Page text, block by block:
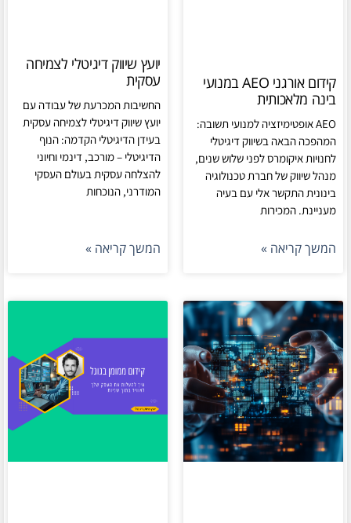
קידום אורגני AEO במנועי
בינה מלאכותית
AEO אופטימיזציה למנועי תשובה:
המהפכה הבאה בשיווק דיגיטלי
לחנויות איקומרס לפני שלוש שנים,
מנהל שיווק של חברת טכנולוגיה
בינונית התקשר אלי עם בעיה
מעניינת. המכירות
המשך קריאה »
יועץ שיווק דיגיטלי לצמיחה
עסקית
החשיבות המכרעת של עבודה עם
יועץ שיווק דיגיטלי לצמיחה עסקית
בעידן הדיגיטלי הקדמה: הנוף
הדיגיטלי – מורכב, דינמי וחיוני
להצלחה עסקית בעולם העסקי
המודרני, הנוכחות
המשך קריאה »